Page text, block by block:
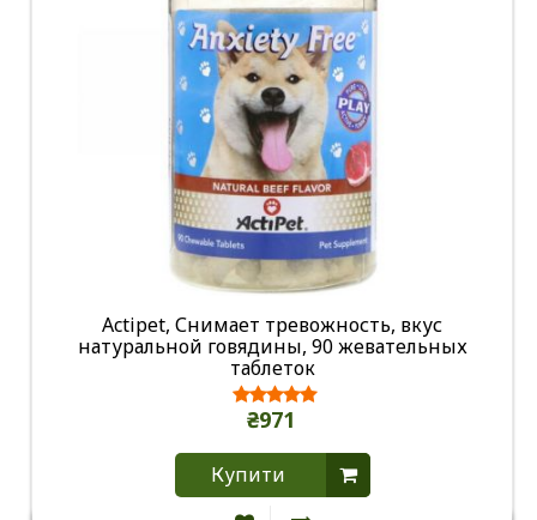
Actipet, Снимает тревожность, вкус
натуральной говядины, 90 жевательных
таблеток
₴971
Купити